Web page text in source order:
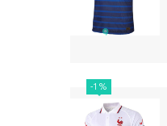
-1%